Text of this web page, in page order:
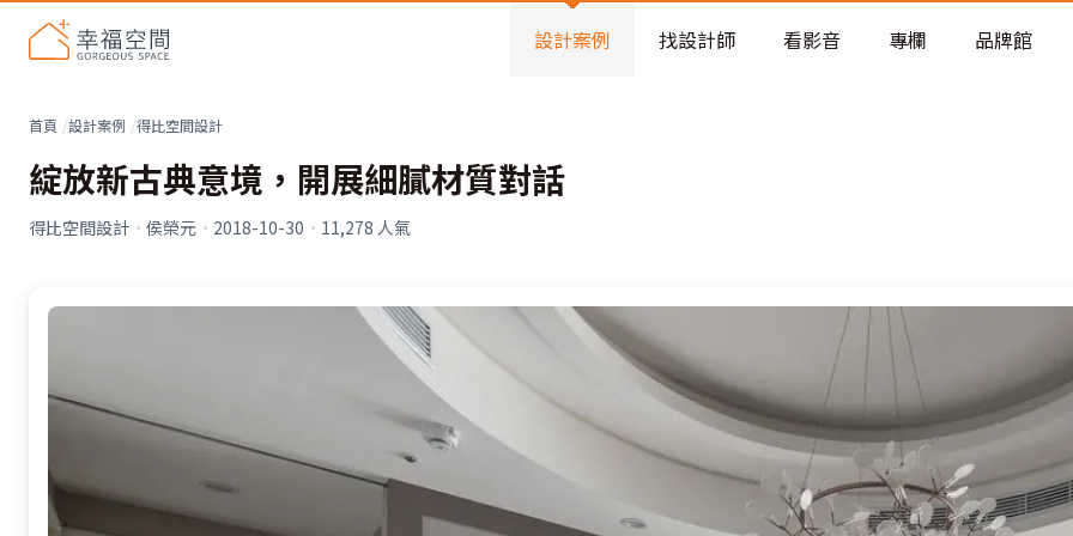
看不見的居家風險和翻新關鍵
老屋預算分配與高 CP 值煥新術
設計案例 找設計師 看影音 專欄 品牌館
首頁 設計案例 得比空間設計
綻放新古典意境，開展細膩材質對話
得比空間設計 · 侯榮元 · 2018-10-30 · 11,278 人氣